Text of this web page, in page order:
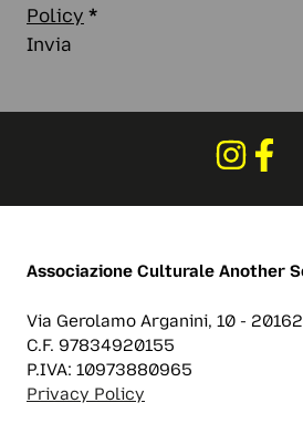
Policy *
Invia
Associazione Culturale Another
Via Gerolamo Arganini, 10 -
C.F. 97834920155
P.IVA: 10973880965
Privacy Policy